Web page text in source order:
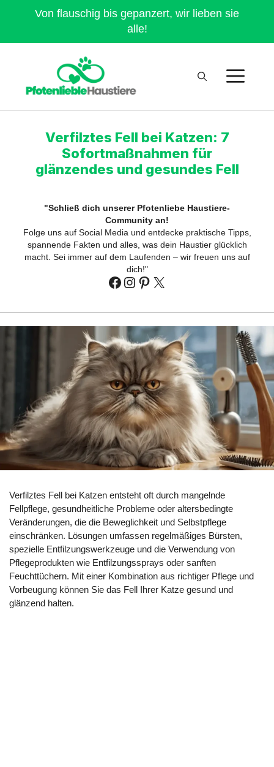
Von flauschig bis gepanzert, wir lieben sie
alle!
Verfilztes Fell bei Katzen: 7
Sofortmaßnahmen für
glänzendes und gesundes Fell
"Schließ dich unserer Pfotenliebe Haustiere-
Community an!
Folge uns auf Social Media und entdecke praktische Tipps,
spannende Fakten und alles, was dein Haustier glücklich
macht. Sei immer auf dem Laufenden – wir freuen uns auf
dich!"
Verfilztes Fell bei Katzen entsteht oft durch mangelnde
Fellpflege, gesundheitliche Probleme oder altersbedingte
Veränderungen, die die Beweglichkeit und Selbstpflege
einschränken. Lösungen umfassen regelmäßiges Bürsten,
spezielle Entfilzungswerkzeuge und die Verwendung von
Pflegeprodukten wie Entfilzungssprays oder sanften
Feuchttüchern. Mit einer Kombination aus richtiger Pflege und
Vorbeugung können Sie das Fell Ihrer Katze gesund und
glänzend halten.